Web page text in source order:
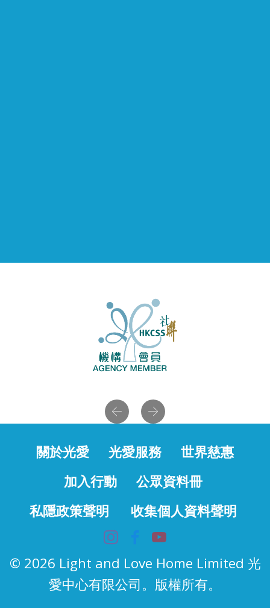
Previous Next
關於光愛 光愛服務
世界慈惠
加入行動
公眾資料冊
私隱政策聲明
收集個人資料聲明
© 2026 Light and Love Home Limited 光
愛中心有限公司。版權所有。